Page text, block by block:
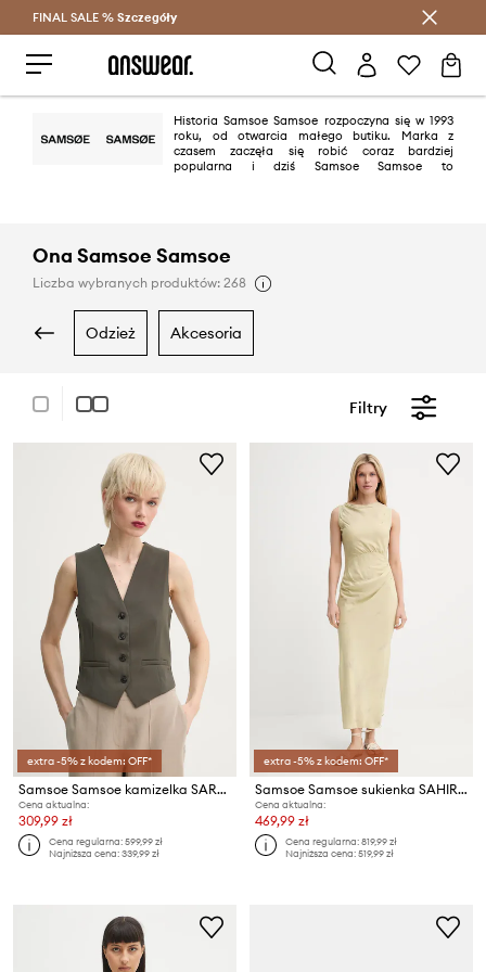
Oszczędzaj z Answear Club >
FINAL SALE % Szczegóły
Historia Samsoe Samsoe rozpoczyna się w 1993
roku, od otwarcia małego butiku. Marka z
czasem zaczęła się robić coraz bardziej
popularna i dziś Samsoe Samsoe to
Ona Samsoe Samsoe
Liczba wybranych produktów: 268
odzież akcesoria
Filtry
extra -5% z kodem: OFF*
Samsoe Samsoe kamizelka SARAMONA
Cena aktualna:
309,99 zł
Cena regularna:599,99 zł
Najniższa cena:339,99 zł
extra -5% z kodem: OFF*
Samsoe Samsoe sukienka SAHIRA
Cena aktualna:
469,99 zł
Cena regularna:819,99 zł
Najniższa cena:519,99 zł